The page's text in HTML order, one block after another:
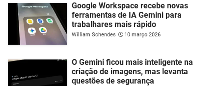
Google Workspace recebe novas
ferramentas de IA Gemini para
trabalhares mais rápido
William Schendes 10 março 2026
O Gemini ficou mais inteligente na
criação de imagens, mas levanta
questões de segurança